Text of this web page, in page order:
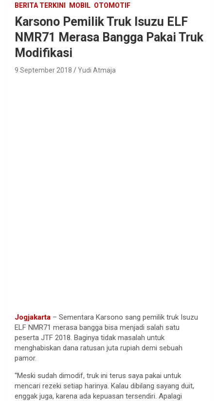
BERITA TERKINI MOBIL OTOMOTIF
Karsono Pemilik Truk Isuzu ELF
NMR71 Merasa Bangga Pakai Truk
Modifikasi
9 September 2018 Yudi Atmaja
Jogjakarta – Sementara Karsono sang pemilik truk Isuzu
ELF NMR71 merasa bangga bisa menjadi salah satu
peserta JTF 2018. Baginya tidak masalah untuk
menghabiskan dana ratusan juta rupiah demi sebuah
pamor.
“Meski sudah dimodif, truk ini terus saya pakai untuk
mencari rezeki setiap harinya. Kalau dibilang sayang duit,
enggak juga, karena ada kepuasan tersendiri. Apalagi